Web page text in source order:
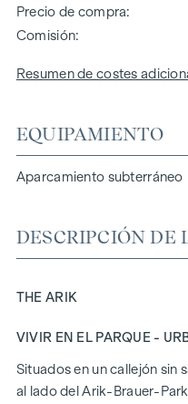
Precio de compra
Comisión
Resumen de costes
EQUIPAMIENTO
Aparcamiento subterráneo
DESCRIPCIÓN DE
THE ARIK
VIVIR EN EL PARQUE -
Situados en un callejón sin
al lado del Arik-Brauer-